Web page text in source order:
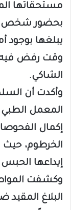
مستحقاتها
بحضور شخص
يبلغها بوجود
وقت رفض فيه
الشاكي.
وأكدت أن
المعمل
إكمال
الخرطوم،
إيداعها
وكشفت